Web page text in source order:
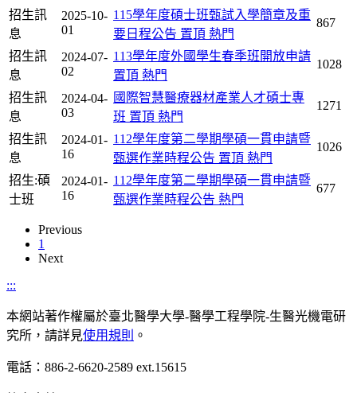
招生訊
息
2025-10-
01
115學年度碩士班甄試入學簡章及重
要日程公告 置頂 熱門
867
招生訊
息
2024-07-
02
113學年度外國學生春季班開放申請
置頂 熱門
1028
招生訊
息
2024-04-
03
國際智慧醫療器材產業人才碩士專
班 置頂 熱門
1271
招生訊
息
2024-01-
16
112學年度第二學期學碩一貫申請暨
甄選作業時程公告 置頂 熱門
1026
招生:碩
士班
2024-01-
16
112學年度第二學期學碩一貫申請暨
甄選作業時程公告 熱門
677
Previous
1
Next
:::
本網站著作權屬於臺北醫學大學-醫學工程學院-生醫光機電研
究所，請詳見使用規則 。
電話：886-2-6620-2589 ext.15615